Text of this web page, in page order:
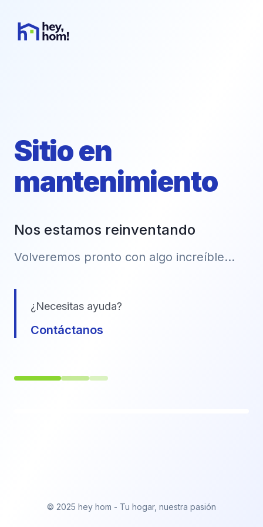
Sitio en
mantenimiento
Nos estamos reinventando
Volveremos pronto con algo increíble...
¿Necesitas ayuda?
Contáctanos
© 2025 hey hom - Tu hogar, nuestra pasión